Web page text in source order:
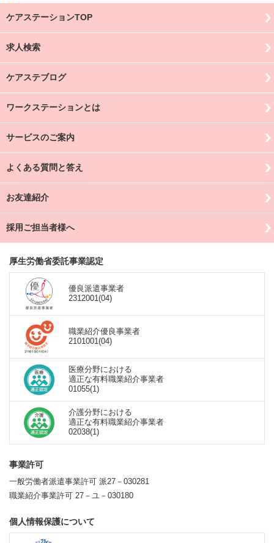
ケアステーションTOP
求人検索
ケアステブログ
ワークステーションとは
サービスのご案内
よくある質問と答え
お友達紹介
採用ご担当者様へ
厚生労働省委託事業認定
優良派遣事業者
2312001(04)
職業紹介優良事業者
2101001(04)
医療分野における
適正な有料職業紹介事業者
01055(1)
介護分野における
適正な有料職業紹介事業者
02038(1)
事業許可
一般労働者派遣事業許可 派27－030281
職業紹介事業許可 27－ユ－030180
個人情報保護について